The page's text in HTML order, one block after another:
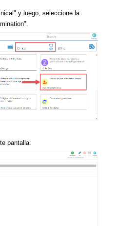
y luego, seleccione la
pantalla: